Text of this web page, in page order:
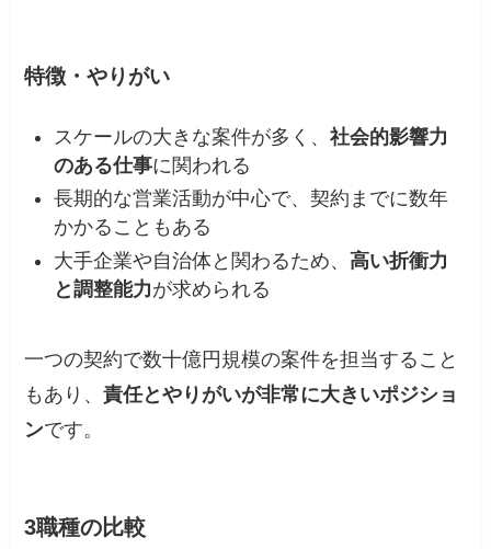
特徴・やりがい
スケールの大きな案件が多く、社会的影響力
のある仕事に関われる
長期的な営業活動が中心で、契約までに数年
かかることもある
大手企業や自治体と関わるため、高い折衝力
と調整能力が求められる
一つの契約で数十億円規模の案件を担当すること
もあり、責任とやりがいが非常に大きいポジショ
ンです。
3職種の比較